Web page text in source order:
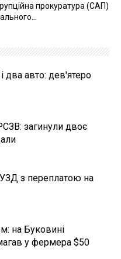
прокуратура (САП)
два авто: дев'ятеро
загинули двоє
УЗД з переплатою на
на Буковині
у фермера $50